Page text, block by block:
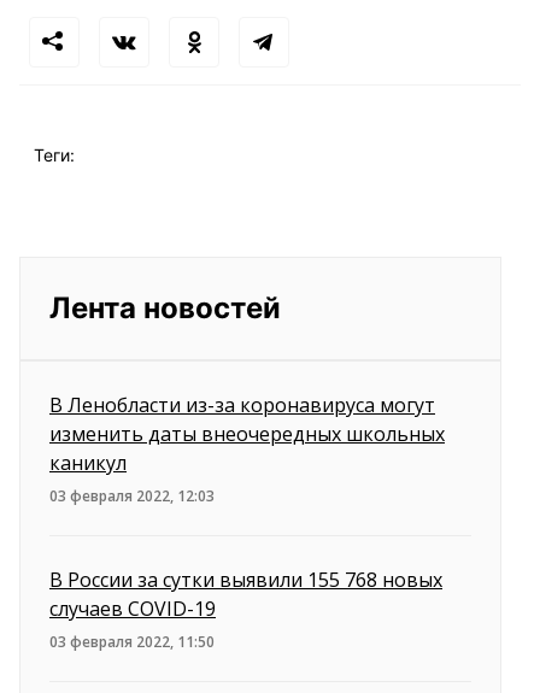
Теги:
Лента новостей
В Ленобласти из-за коронавируса могут
изменить даты внеочередных школьных
каникул
03 февраля 2022, 12:03
В России за сутки выявили 155 768 новых
случаев COVID-19
03 февраля 2022, 11:50